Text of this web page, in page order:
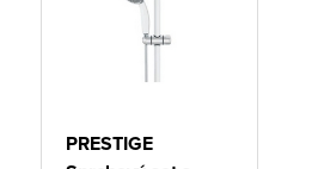
PRESTIGE